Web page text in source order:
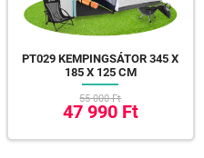
PT029 KEMPINGSÁTOR 345 X
185 X 125 CM
55 000 Ft
47 990 Ft